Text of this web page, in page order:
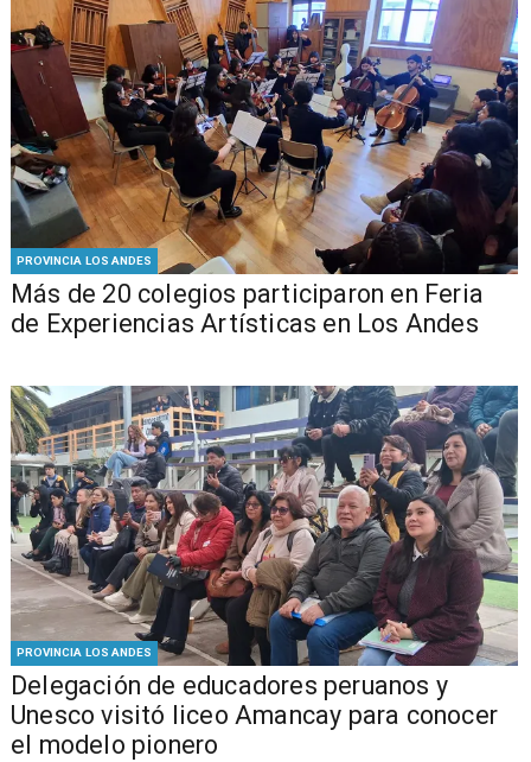
PROVINCIA LOS ANDES
Más de 20 colegios participaron en Feria
de Experiencias Artísticas en Los Andes
PROVINCIA LOS ANDES
Delegación de educadores peruanos y
Unesco visitó liceo Amancay para conocer
el modelo pionero